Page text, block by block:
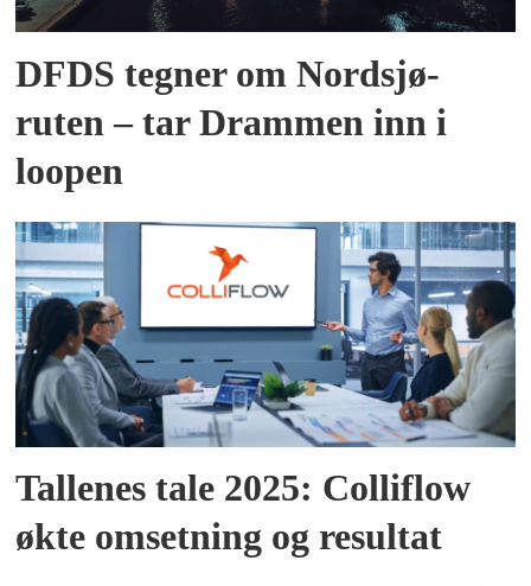
DFDS tegner om Nordsjø-
ruten – tar Drammen inn i
loopen
Tallenes tale 2025: Colliflow
økte omsetning og resultat